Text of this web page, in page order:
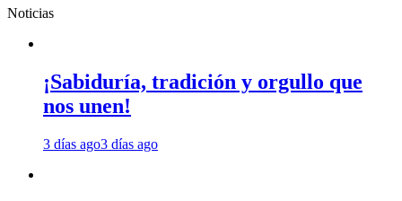
Noticias
¡Sabiduría, tradición y orgullo que
nos unen!
3 días ago3 días ago